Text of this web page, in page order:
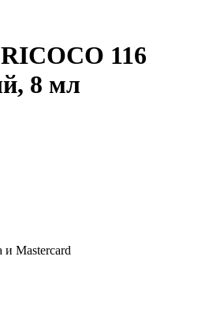
116
8 мл
и Mastercard